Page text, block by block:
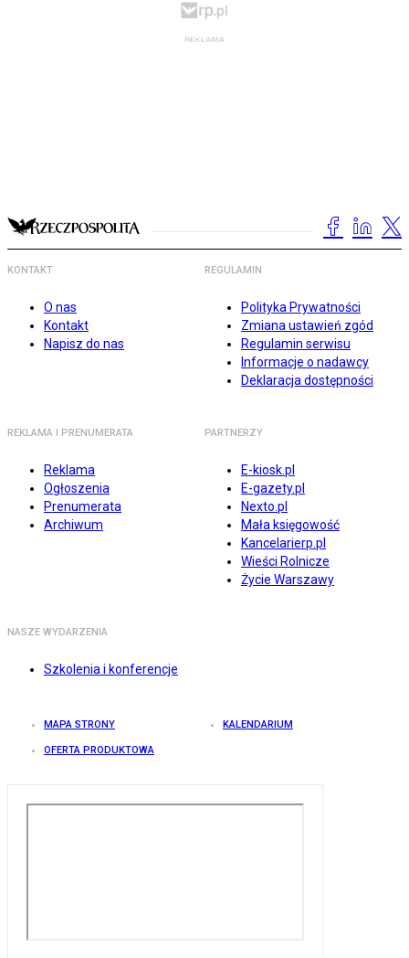
KONTAKT
O nas
Kontakt
Napisz do nas
REGULAMIN
Polityka Prywatności
Zmiana ustawień zgód
Regulamin serwisu
Informacje o nadawcy
Deklaracja dostępności
REKLAMA I PRENUMERATA
Reklama
Ogłoszenia
Prenumerata
Archiwum
PARTNERZY
E-kiosk.pl
E-gazety.pl
Nexto.pl
Mała księgowość
Kancelarierp.pl
Wieści Rolnicze
Życie Warszawy
NASZE WYDARZENIA
Szkolenia i konferencje
MAPA STRONY KALENDARIUM
OFERTA PRODUKTOWA